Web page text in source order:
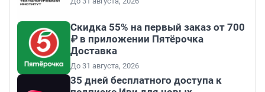
Скидка 55% на первый заказ от 700
₽ в приложении Пятёрочка
Доставка
До 31 августа, 2026
35 дней бесплатного доступа к